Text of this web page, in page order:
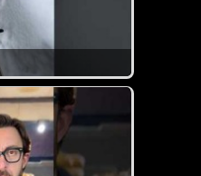
ganz begeistert, aber